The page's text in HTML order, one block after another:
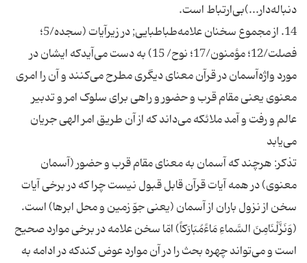
دنباله‌دار...)بی‌ارتباط است.
14. از مجموع سخنان علامه‌طباطبایی; در زیرآیات (سجده/5؛
فصلت/12؛ مؤمنون/17؛ نوح/ 15) به دست می‌آیدکه ایشان در
مورد واژه‌آسمان در قرآن معنای دیگری مطرح می‌کنند و آن را امری
معنوی یعنی مقام قرب و حضور و راهی برای سلوک امر و تدبیر
عالم و رفت و آمد ملائکه می‌داند که از آن طریق امر الهی جریان
می‌یابد
تذکر: هرچند که آسمان به معنای مقام قرب و حضور (آسمان
معنوی) در همه آیات قرآن قابل قبول نیست چرا که در برخی آیات
سخن از نزول باران از آسمان (یعنی جوّ زمین و محل ابرها) است.
(وَنَزَّلْنَامِنَ السَّماءِ مَاءً‌مُبَارَکاً) امّا سخن علامه در برخی موارد صحیح
است و می‌تواند چهره بحث را در آن موارد عوض کندکه در ادامه به